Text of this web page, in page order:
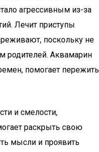
агрессивным из-за
Лечит приступы
поскольку не
родителей. Аквамарин
помогает пережить
и смелости,
раскрыть свою
мысли и проявить